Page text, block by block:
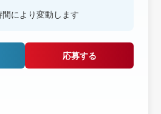
により変動します
応募する